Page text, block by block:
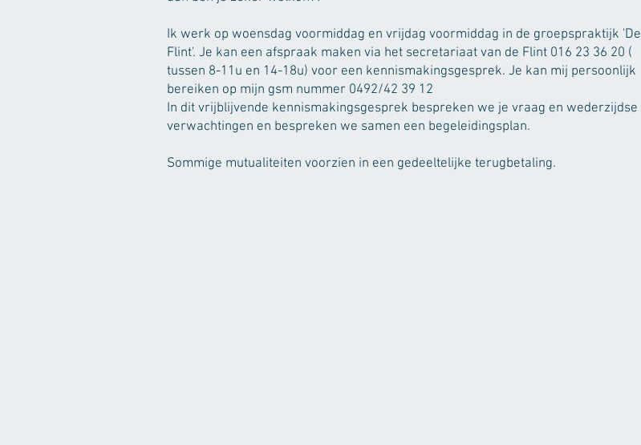
Ik werk op woensdag voormiddag en vrijdag voormiddag in de groepspraktijk 'De
Flint'. Je kan een afspraak maken via het secretariaat van de Flint 016 23 36 20 (
tussen 8-11u en 14-18u) voor een kennismakingsgesprek. Je kan mij persoonlijk
bereiken op mijn gsm nummer 0492/42 39 12
In dit vrijblijvende kennismakingsgesprek bespreken we je vraag en wederzijdse
verwachtingen en bespreken we samen een begeleidingsplan.
Sommige mutualiteiten voorzien in een gedeeltelijke terugbetaling.